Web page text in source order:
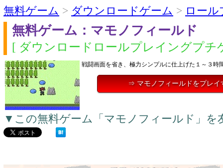
無料ゲーム > ダウンロードゲーム > ロー
無料ゲーム：マモノフィールド
[ ダウンロードロールプレイングプチ
戦闘画面を省き、極力シンプルに仕上げた１～３時
⇒ マモノフィールドをプレイ
▼この無料ゲーム「マモノフィールド」を